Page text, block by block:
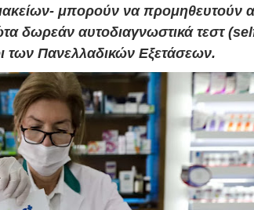
μπορούν να προμηθευτούν
δωρεάν αυτοδιαγνωστικά τεστ
των Πανελλαδικών Εξετάσεων.